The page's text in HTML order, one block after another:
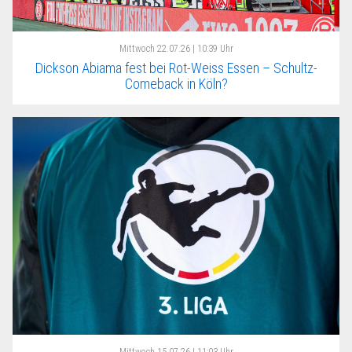
Mittwoch 22.07.26 | 10:39 Uhr
Dickson Abiama fest bei Rot-Weiss Essen – Schultz-
Comeback in Köln?